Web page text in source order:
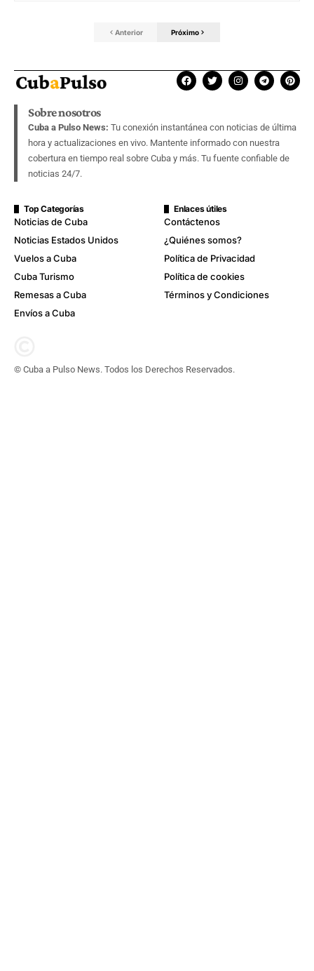
Anterior Próximo
Sobre nosotros
Cuba a Pulso News: Tu conexión instantánea con noticias de última
hora y actualizaciones en vivo. Mantente informado con nuestra
cobertura en tiempo real sobre Cuba y más. Tu fuente confiable de
noticias 24/7.
Top Categorías
Noticias de Cuba
Noticias Estados Unidos
Vuelos a Cuba
Cuba Turismo
Remesas a Cuba
Envíos a Cuba
Enlaces útiles
Contáctenos
¿Quiénes somos?
Política de Privacidad
Política de cookies
Términos y Condiciones
© Cuba a Pulso News. Todos los Derechos Reservados.